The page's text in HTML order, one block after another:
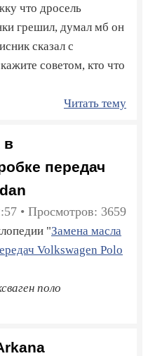
что дросель
грешил, думал мб он
сказал с
советом, кто что
Читать тему
в
передач
• Просмотров: 3659
"Замена масла
Volkswagen Polo
поло